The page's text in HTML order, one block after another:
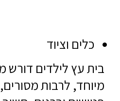
כלים וציוד
בית עץ לילדים דורש
מיוחד, לרבות